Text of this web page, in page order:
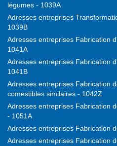
légumes - 1039A
Adresses entreprises
1039B
Adresses entreprises Fabrication
1041A
Adresses entreprises Fabrication
1041B
Adresses entreprises Fabrication
comestibles similaires - 1042Z
Adresses entreprises Fabrication
- 1051A
Adresses entreprises Fabrication
Adresses entreprises Fabrication